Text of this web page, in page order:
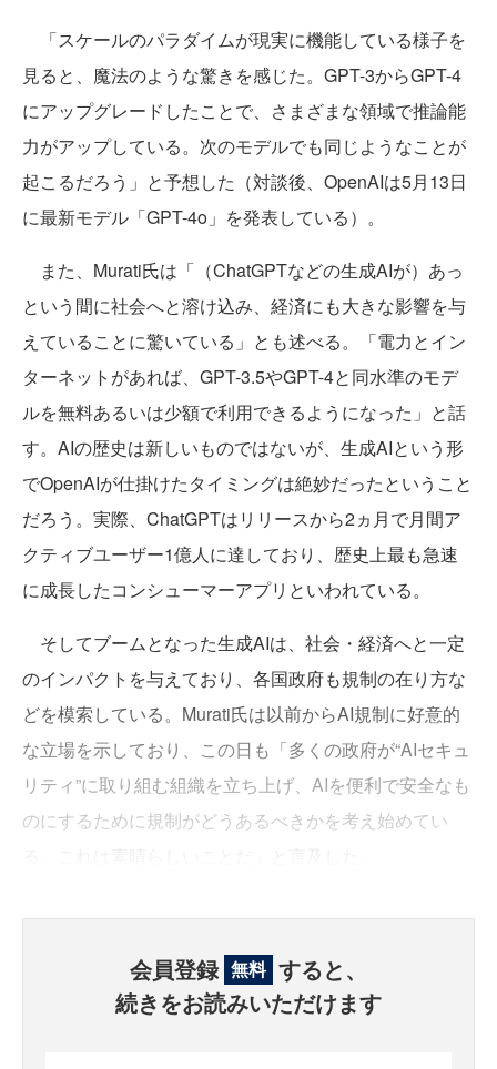
「スケールのパラダイムが現実に機能している様子を
見ると、魔法のような驚きを感じた。GPT-3からGPT-4
にアップグレードしたことで、さまざまな領域で推論能
力がアップしている。次のモデルでも同じようなことが
起こるだろう」と予想した（対談後、OpenAIは5月13日
に最新モデル「GPT-4o」を発表している）。
また、Murati氏は「（ChatGPTなどの生成AIが）あっ
という間に社会へと溶け込み、経済にも大きな影響を与
えていることに驚いている」とも述べる。「電力とイン
ターネットがあれば、GPT-3.5やGPT-4と同水準のモデ
ルを無料あるいは少額で利用できるようになった」と話
す。AIの歴史は新しいものではないが、生成AIという形
でOpenAIが仕掛けたタイミングは絶妙だったということ
だろう。実際、ChatGPTはリリースから2ヵ月で月間ア
クティブユーザー1億人に達しており、歴史上最も急速
に成長したコンシューマーアプリといわれている。
そしてブームとなった生成AIは、社会・経済へと一定
のインパクトを与えており、各国政府も規制の在り方な
どを模索している。Murati氏は以前からAI規制に好意的
な立場を示しており、この日も「多くの政府が“AIセキュ
リティ”に取り組む組織を立ち上げ、AIを便利で安全なも
のにするために規制がどうあるべきかを考え始めてい
会員登録 無料 すると、
続きをお読みいただけます